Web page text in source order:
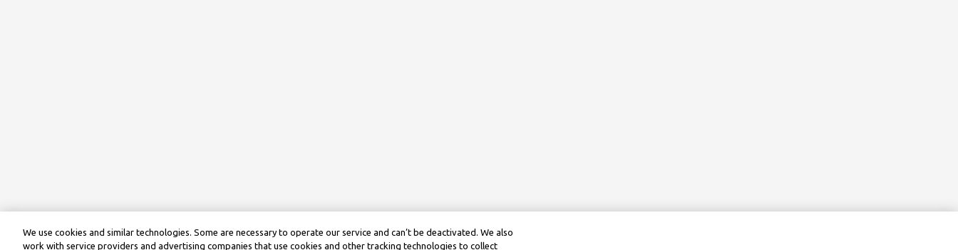
We use cookies and similar technologies. Some are necessary to operate our service and can’t be deactivated. We also
work with service providers and advertising companies that use cookies and other tracking technologies to collect